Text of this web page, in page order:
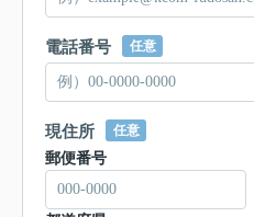
電話番号 任意
現住所 任意
郵便番号